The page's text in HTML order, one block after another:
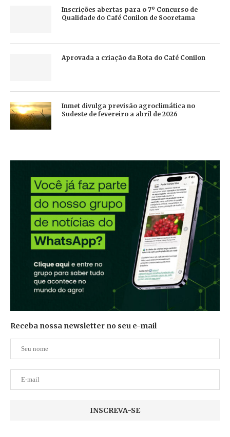
Inscrições abertas para o 7º Concurso de
Qualidade do Café Conilon de Sooretama
Aprovada a criação da Rota do Café Conilon
Inmet divulga previsão agroclimática no
Sudeste de fevereiro a abril de 2026
Receba nossa newsletter no seu e-mail